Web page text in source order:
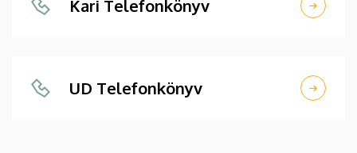
Kari Telefonkönyv
UD Telefonkönyv